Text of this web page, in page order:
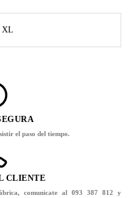
XL
el paso del tiempo.
CLIENTE
comunicate al 093 387 812 y